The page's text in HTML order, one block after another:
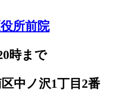
中ノ沢1丁目2番